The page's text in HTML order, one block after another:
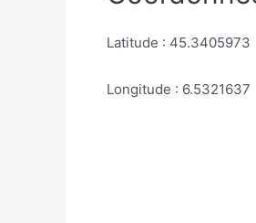
Latitude : 45.3405973
Longitude : 6.5321637